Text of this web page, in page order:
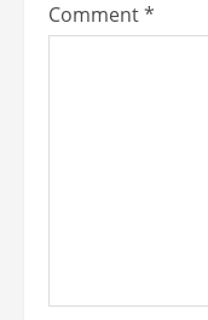
Comment*